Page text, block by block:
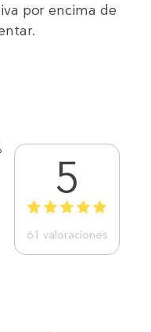
por encima de
5
1 2 3 4 5
61 valoraciones